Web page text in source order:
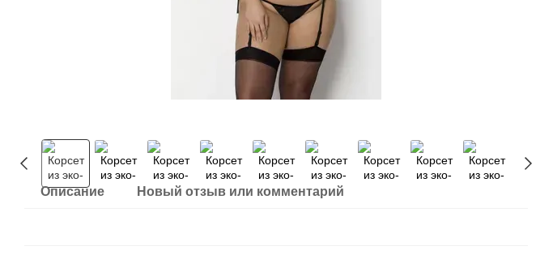
Описание Новый отзыв или комментарий